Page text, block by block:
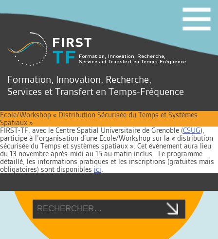
Formation, Innovation, Recherche,
Services et Transfert en Temps-Fréquence
Ecole/Workshop « Distribution Sécurisée du Temps et Systèmes
Spatiaux »
FIRST-TF, avec le Centre Spatial Universitaire de Grenoble (CSUG),
participe à l’organisation d’une Ecole/Workshop sur la « distribution
sécurisée du Temps et systèmes spatiaux ». Cet événement aura lieu
du 13 novembre après-midi au 15 au matin inclus. Le programme
détaillé, les informations pratiques et les inscriptions (gratuites mais
obligatoires) sont disponibles ici.